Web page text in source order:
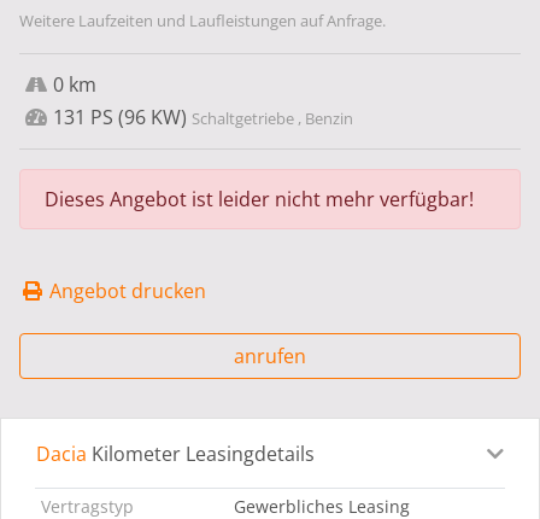
Weitere Laufzeiten und Laufleistungen auf Anfrage.
0 km
131 PS (96 KW) Schaltgetriebe , Benzin
Dieses Angebot ist leider nicht mehr verfügbar!
Angebot drucken
anrufen
Leasingdetails Fahrzeugdetails
Dacia Kilometer Leasingdetails
Vertragstyp
Gewerbliches Leasing